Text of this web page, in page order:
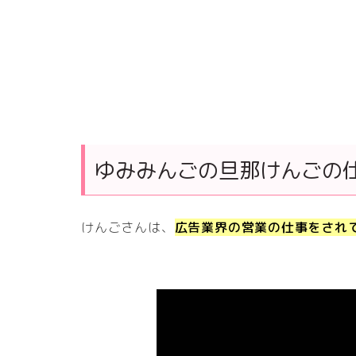
ゆみみんごの旦那けんごの
けんごさんは、 広告業界の営業の仕事をされ